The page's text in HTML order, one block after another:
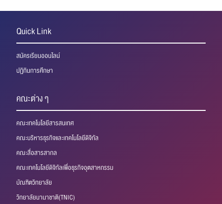
Quick Link
สมัครเรียนออนไลน์
ปฏิทินการศึกษา
คณะต่าง ๆ
คณะเทคโนโลยีสารสนเทศ
คณะบริหารธุรกิจและเทคโนโลยีดิจิทัล
คณะสื่อสารสากล
คณะเทคโนโลยีดิจิทัลเพื่อธุรกิจอุตสาหกรรม
บัณฑิตวิทยาลัย
วิทยาลัยนานาชาติ(TNIC)